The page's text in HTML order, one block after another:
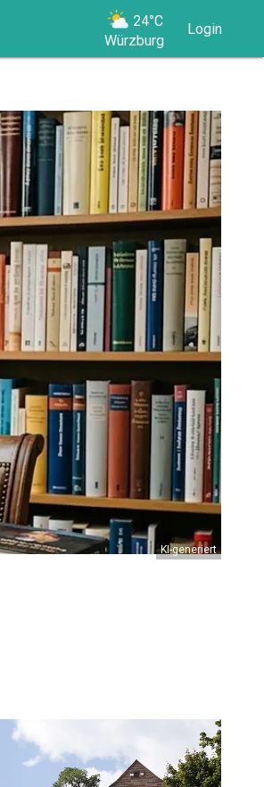
24°C
Würzburg
Login
KI-generiert